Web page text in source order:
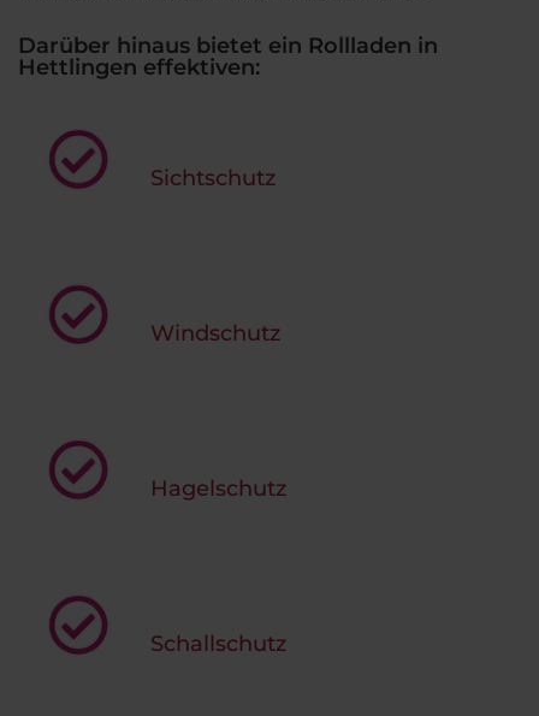
Darüber hinaus bietet ein Rollladen in
Hettlingen effektiven:
Sichtschutz
Windschutz
Hagelschutz
Schallschutz